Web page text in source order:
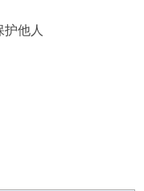
护他人